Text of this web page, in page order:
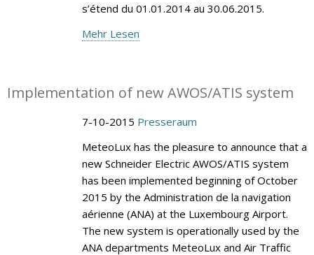
s’étend du 01.01.2014 au 30.06.2015.
Mehr Lesen
Implementation of new AWOS/ATIS system
7-10-2015 Presseraum
MeteoLux has the pleasure to announce that a
new Schneider Electric AWOS/ATIS system
has been implemented beginning of October
2015 by the Administration de la navigation
aérienne (ANA) at the Luxembourg Airport.
The new system is operationally used by the
ANA departments MeteoLux and Air Traffic